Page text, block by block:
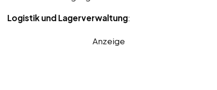
Logistik und Lagerverwaltung:
Anzeige